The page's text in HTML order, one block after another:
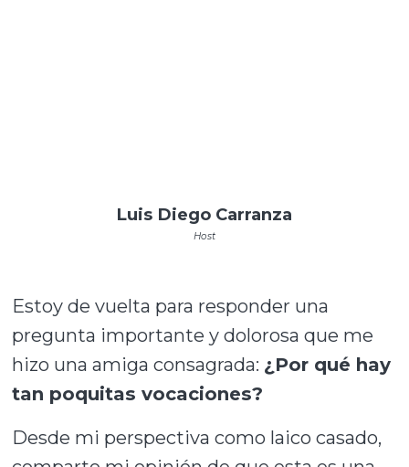
Luis Diego Carranza
Host
Estoy de vuelta para responder una
pregunta importante y dolorosa que me
hizo una amiga consagrada: ¿Por qué hay
tan poquitas vocaciones?
Desde mi perspectiva como laico casado,